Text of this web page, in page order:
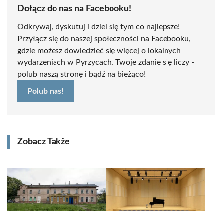
Dołącz do nas na Facebooku!
Odkrywaj, dyskutuj i dziel się tym co najlepsze!
Przyłącz się do naszej społeczności na Facebooku,
gdzie możesz dowiedzieć się więcej o lokalnych
wydarzeniach w Pyrzycach. Twoje zdanie się liczy -
polub naszą stronę i bądź na bieżąco!
Polub nas!
Zobacz Także